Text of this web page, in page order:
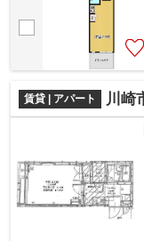
賃貸 | アパート 川崎